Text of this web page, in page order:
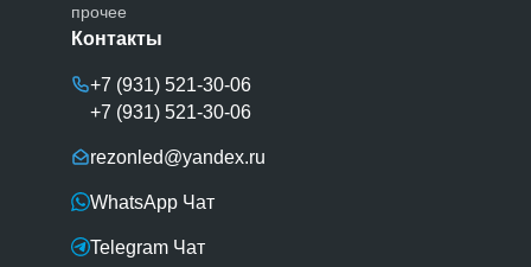
прочее
Контакты
+7 (931) 521-30-06
+7 (931) 521-30-06
rezonled@yandex.ru
WhatsApp Чат
Telegram Чат